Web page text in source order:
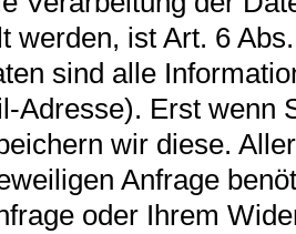
werden, ist Art. 6
sind alle
Adresse). Erst wenn
wir diese.
Anfrage
oder Ihrem